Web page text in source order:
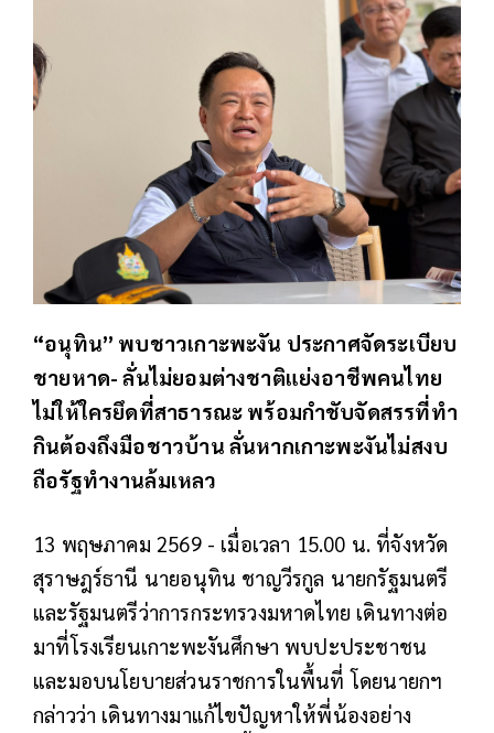
“อนุทิน” พบชาวเกาะพะงัน ประกาศจัดระเบียบ
ชายหาด- ลั่นไม่ยอมต่างชาติแย่งอาชีพคนไทย
ไม่ให้ใครยึดที่สาธารณะ พร้อมกำชับจัดสรรที่ทำ
กินต้องถึงมือชาวบ้าน ลั่นหากเกาะพะงันไม่สงบ
ถือรัฐทำงานล้มเหลว
13 พฤษภาคม 2569 - เมื่อเวลา 15.00 น. ที่จังหวัด
สุราษฎร์ธานี นายอนุทิน ชาญวีรกูล นายกรัฐมนตรี
และรัฐมนตรีว่าการกระทรวงมหาดไทย เดินทางต่อ
มาที่โรงเรียนเกาะพะงันศึกษา พบปะประชาชน
และมอบนโยบายส่วนราชการในพื้นที่ โดยนายกฯ
กล่าวว่า เดินทางมาแก้ไขปัญหาให้พี่น้องอย่าง